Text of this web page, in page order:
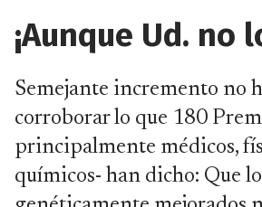
¡Aunque Ud. no
Semejante incremento no
corroborar lo que 180
principalmente médicos,
químicos- han dicho: Que